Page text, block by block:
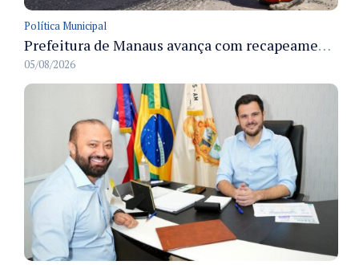
Política Municipal
Prefeitura de Manaus avança com recapeamento no Parque Rio Solimões e cobre cerca de 30 ruas
05/08/2026